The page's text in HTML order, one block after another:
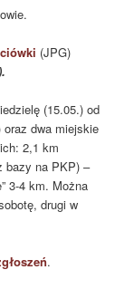
(JPG)
(15.05.) od
dwa miejskie
2,1 km
bazy na PKP) –
3-4 km. Można
drugi w
.